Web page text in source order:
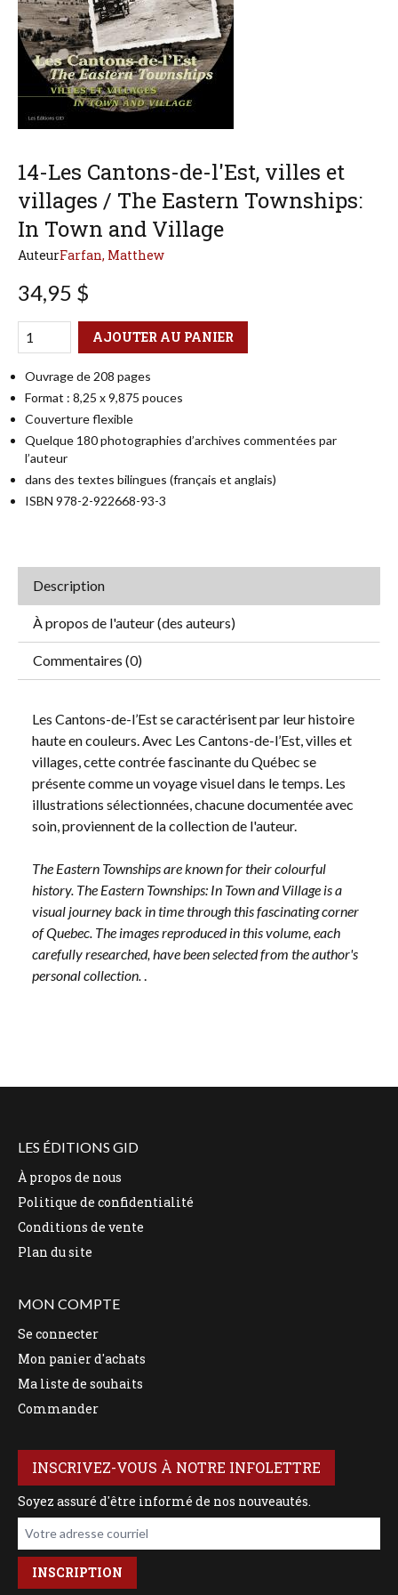
14-Les Cantons-de-l'Est, villes et
villages / The Eastern Townships:
In Town and Village
AuteurFarfan, Matthew
34,95 $
Qté
Format AJOUTER AU PANIER
Ouvrage de 208 pages
Format : 8,25 x 9,875 pouces
Couverture flexible
Quelque 180 photographies d’archives commentées par
l’auteur
dans des textes bilingues (français et anglais)
ISBN 978-2-922668-93-3
Description
À propos de l'auteur (des auteurs)
Commentaires (0)
Les Cantons-de-l’Est se caractérisent par leur histoire
haute en couleurs. Avec Les Cantons-de-l’Est, villes et
villages, cette contrée fascinante du Québec se
présente comme un voyage visuel dans le temps. Les
illustrations sélectionnées, chacune documentée avec
soin, proviennent de la collection de l'auteur.
The Eastern Townships are known for their colourful
history. The Eastern Townships: In Town and Village is a
visual journey back in time through this fascinating corner
of Quebec. The images reproduced in this volume, each
carefully researched, have been selected from the author's
personal collection..
LES ÉDITIONS GID
À propos de nous
Politique de confidentialité
Conditions de vente
Plan du site
MON COMPTE
Se connecter
Mon panier d'achats
Ma liste de souhaits
Commander
INSCRIVEZ-VOUS À NOTRE INFOLETTRE
Soyez assuré d'être informé de nos nouveautés.
Votre adresse courriel